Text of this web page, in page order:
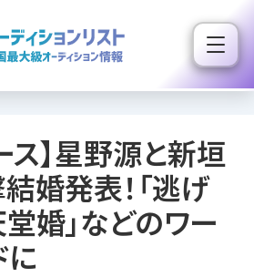
ス】星野源と新垣
婚発表！「逃げ
堂婚」などのワー
に